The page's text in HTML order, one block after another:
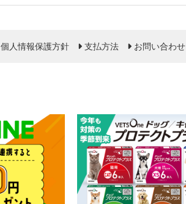
個人情報保護方針 支払方法 お問い合わせ